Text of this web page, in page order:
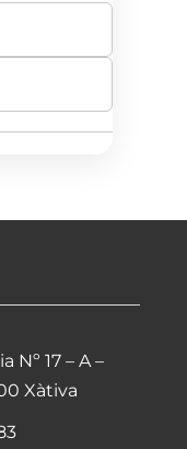
Nº 17 – A –
Xàtiva